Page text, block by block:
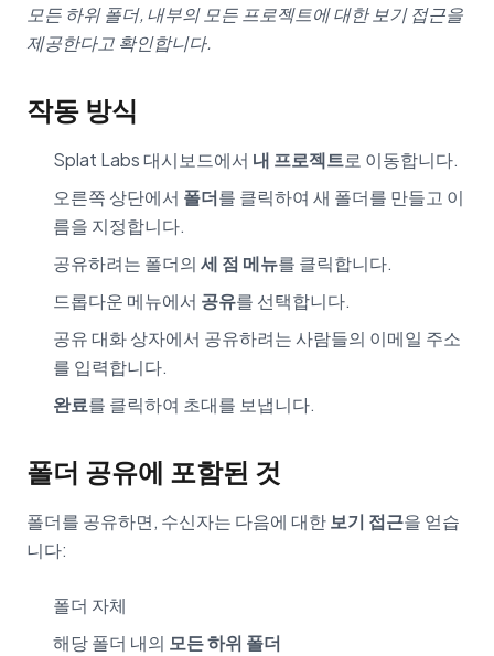
모든 하위 폴더, 내부의 모든 프로젝트에 대한 보기 접근을
제공한다고 확인합니다.
작동 방식
Splat Labs 대시보드에서 내 프로젝트로 이동합니다.
오른쪽 상단에서 폴더를 클릭하여 새 폴더를 만들고 이
름을 지정합니다.
공유하려는 폴더의 세 점 메뉴를 클릭합니다.
드롭다운 메뉴에서 공유를 선택합니다.
공유 대화 상자에서 공유하려는 사람들의 이메일 주소
를 입력합니다.
완료를 클릭하여 초대를 보냅니다.
폴더 공유에 포함된 것
폴더를 공유하면, 수신자는 다음에 대한보기 접근을 얻습
니다:
폴더 자체
해당 폴더 내의 모든 하위 폴더